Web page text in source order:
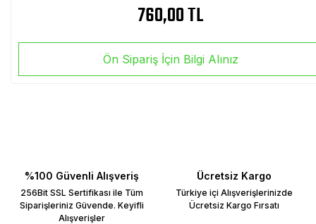
760,00 TL
Ön Sipariş İçin Bilgi Alınız
%100 Güvenli Alışveriş
256Bit SSL Sertifikası ile Tüm
Siparişleriniz Güvende. Keyifli
Alışverişler
Ücretsiz Kargo
Türkiye içi Alışverişlerinizde
Ücretsiz Kargo Fırsatı